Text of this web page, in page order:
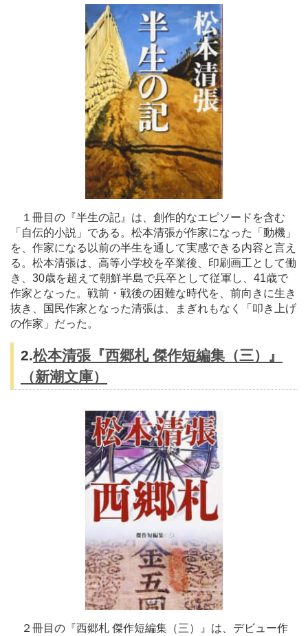
１冊目の『半生の記』は、創作的なエピソードを含む
「自伝的小説」である。松本清張が作家になった「動機」
を、作家になる以前の半生を通して実感できる内容と言え
る。松本清張は、高等小学校を卒業後、印刷画工として働
き、30歳を超えて朝鮮半島で兵卒として従軍し、41歳で
作家となった。戦前・戦後の困難な時代を、前向きに生き
抜き、国民作家となった清張は、まぎれもなく「叩き上げ
の作家」だった。
2.松本清張『西郷札 傑作短編集（三）』
（新潮文庫）
２冊目の『西郷札 傑作短編集（三）』は、デビュー作